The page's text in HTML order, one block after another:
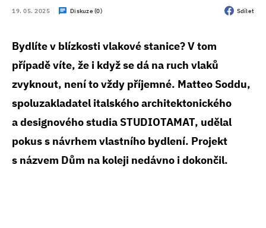
19. 05. 2025 Diskuze (0) Sdílet
Bydlíte v blízkosti vlakové stanice? V tom
případě víte, že i když se dá na ruch vlaků
zvyknout, není to vždy příjemné. Matteo Soddu,
spoluzakladatel italského architektonického
a designového studia STUDIOTAMAT, udělal
pokus s návrhem vlastního bydlení. Projekt
s názvem Dům na koleji nedávno i dokončil.